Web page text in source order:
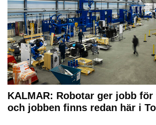
KALMAR: Robotar ger jobb
och jobben finns redan här i